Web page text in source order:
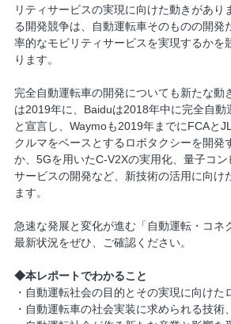
リティサービスの実現に向けた動きがあり
る開発競争は、自動運転車そのものの開発
率的なモビリティサービスを実現するかを
ります。
完全自動運転車の開発についても新たな動
は2019年に、Baiduは2018年中に完全自動
と宣言し、Waymoも2019年までにFCAと
クルマをベースとするロボタクシーを開発
か、5Gを用いたC-V2Xの実用化、量子コン
サービスの開発など、新技術の活用に向け
ます。
急速な発展と変化が進む「自動運転・コネ
最新状況をぜひ、ご確認ください。
◆本レポートでわかること
・自動運転社会の目的とその実現に向けた
・自動運転車の社会実装に求められる技術